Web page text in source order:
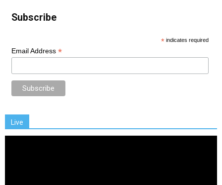
Subscribe
* indicates required
Email Address *
Live